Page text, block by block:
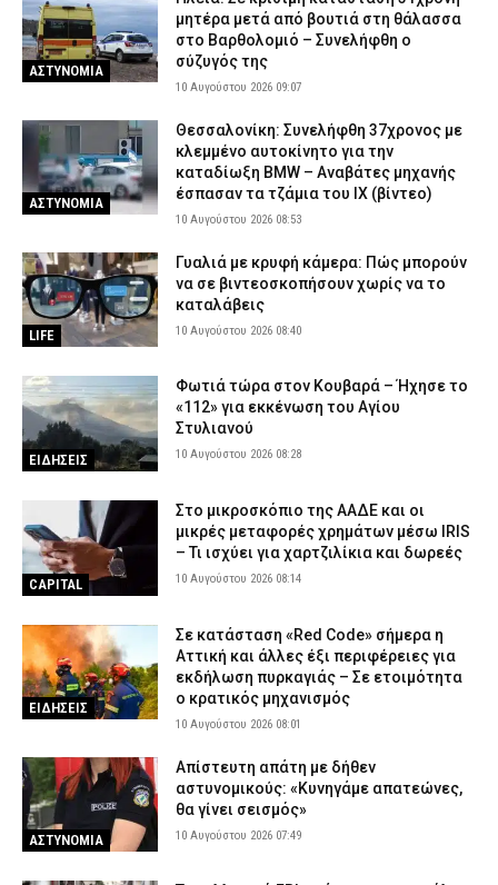
ΑΣΤΥΝΟΜΙΑ
μητέρα μετά από βουτιά στη θάλασσα
στο Βαρθολομιό – Συνελήφθη ο
σύζυγός της
10 Αυγούστου 2026 09:07
ΑΣΤΥΝΟΜΙΑ
Θεσσαλονίκη: Συνελήφθη 37χρονος με
κλεμμένο αυτοκίνητο για την
καταδίωξη BMW – Αναβάτες μηχανής
έσπασαν τα τζάμια του ΙΧ (βίντεο)
10 Αυγούστου 2026 08:53
LIFE
Γυαλιά με κρυφή κάμερα: Πώς μπορούν
να σε βιντεοσκοπήσουν χωρίς να το
καταλάβεις
10 Αυγούστου 2026 08:40
ΕΙΔΗΣΕΙΣ
Φωτιά τώρα στον Κουβαρά – Ήχησε το
«112» για εκκένωση του Αγίου
Στυλιανού
10 Αυγούστου 2026 08:28
CAPITAL
Στο μικροσκόπιο της ΑΑΔΕ και οι
μικρές μεταφορές χρημάτων μέσω IRIS
– Τι ισχύει για χαρτζιλίκια και δωρεές
10 Αυγούστου 2026 08:14
ΕΙΔΗΣΕΙΣ
Σε κατάσταση «Red Code» σήμερα η
Αττική και άλλες έξι περιφέρειες για
εκδήλωση πυρκαγιάς – Σε ετοιμότητα
ο κρατικός μηχανισμός
10 Αυγούστου 2026 08:01
ΑΣΤΥΝΟΜΙΑ
Απίστευτη απάτη με δήθεν
αστυνομικούς: «Κυνηγάμε απατεώνες,
θα γίνει σεισμός»
10 Αυγούστου 2026 07:49